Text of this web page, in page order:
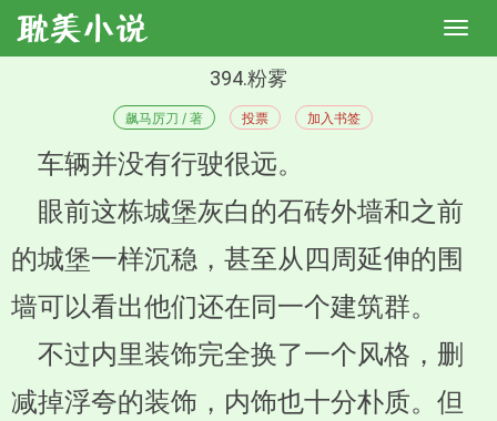
394.粉雾
飙马厉刀 / 著 投票 加入书签
车辆并没有行驶很远。
眼前这栋城堡灰白的石砖外墙和之前
的城堡一样沉稳，甚至从四周延伸的围
墙可以看出他们还在同一个建筑群。
不过内里装饰完全换了一个风格，删
减掉浮夸的装饰，内饰也十分朴质。但